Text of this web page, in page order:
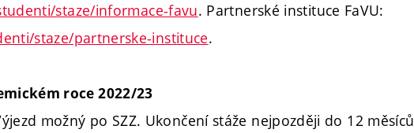
staze/informace-favu. Partnerské instituce FaVU:
staze/partnerske-instituce.
roce 2022/23
možný po SZZ. Ukončení stáže nejpozději do 12 měsíců